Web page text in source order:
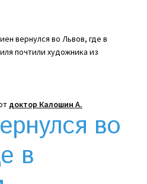
вернулся во Львов, где в
почтили художника из
доктор Калошин А.
во
в